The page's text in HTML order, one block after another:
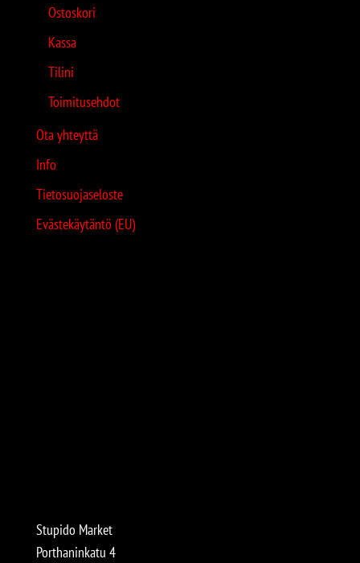
Ostoskori
Kassa
Tilini
Toimitusehdot
Ota yhteyttä
Info
Tietosuojaseloste
Evästekäytäntö (EU)
Stupido Market
Porthaninkatu 4